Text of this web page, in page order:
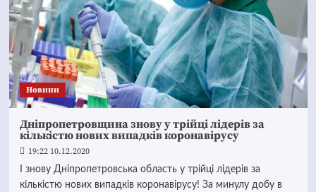
Новини
Дніпропетровщина знову у трійці лідерів за
кількістю нових випадків коронавірусу
19:22 10.12.2020
І знову Дніпропетровська область у трійці лідерів за
кількістю нових випадків коронавірусу! За минулу добу в